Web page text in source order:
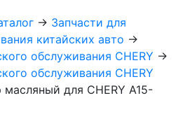
→ Запчасти для
китайских авто →
обслуживания CHERY →
обслуживания CHERY
масляный для CHERY A15-